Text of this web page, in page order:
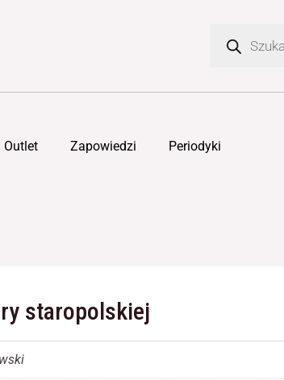
Outlet Zapowiedzi Periodyki
staropolskiej